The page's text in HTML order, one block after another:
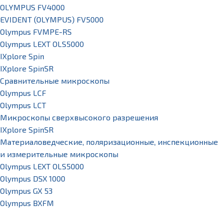
OLYMPUS FV4000
EVIDENT (OLYMPUS) FV5000
Olympus FVMPE-RS
Olympus LEXT OLS5000
IXplore Spin
IXplore SpinSR
Сравнительные микроскопы
Olympus LCF
Olympus LCT
Микроскопы сверхвысокого разрешения
IXplore SpinSR
Материаловедческие, поляризационные, инспекционные
и измерительные микроскопы
Olympus LEXT OLS5000
Olympus DSX 1000
Olympus GX 53
Olympus BXFM